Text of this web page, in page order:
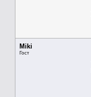
Miki
Гост